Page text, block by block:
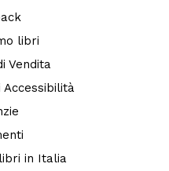
libri
Vendita
Accessibilità
in Italia